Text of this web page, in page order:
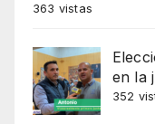
363 vistas
en la
352